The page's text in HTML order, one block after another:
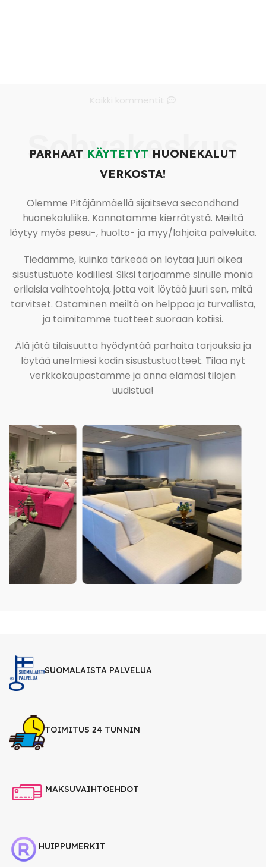
Sohvakeskus
PARHAAT KÄYTETYT HUONEKALUT
VERKOSTA!
Olemme Pitäjänmäellä sijaitseva secondhand
huonekaluliike. Kannatamme kierrätystä. Meiltä
löytyy myös pesu-, huolto- ja myy/lahjoita palveluita.
Tiedämme, kuinka tärkeää on löytää juuri oikea
sisustustuote kodillesi. Siksi tarjoamme sinulle monia
erilaisia vaihtoehtoja, jotta voit löytää juuri sen, mitä
tarvitset. Ostaminen meiltä on helppoa ja turvallista,
ja toimitamme tuotteet suoraan kotiisi.
Älä jätä tilaisuutta hyödyntää parhaita tarjouksia ja
löytää unelmiesi kodin sisustustuotteet. Tilaa nyt
verkkokaupastamme ja anna elämäsi tilojen
uudistua!
SUOMALAISTA PALVELUA
TOIMITUS 24 TUNNIN
MAKSUVAIHTOEHDOT
HUIPPUMERKIT